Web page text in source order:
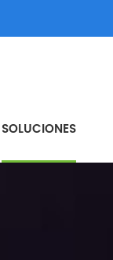
SOLUCIONES